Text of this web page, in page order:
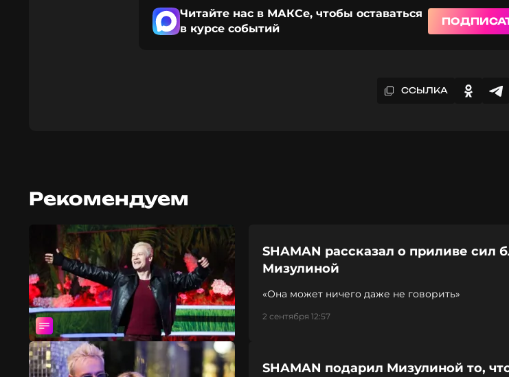
Читайте нас в МАКСе, чтобы оставаться
в курсе событий
ССЫЛКА
Рекомендуем
SHAMAN рассказал о приливе сил
Мизулиной
«Она может ничего даже не говорить»
2 сентября 12:57
SHAMAN подарил Мизулиной то,